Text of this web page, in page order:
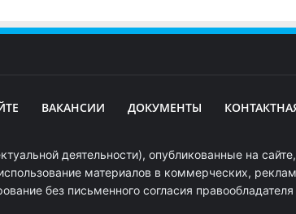
ВАКАНСИИ ДОКУМЕНТЫ
деятельности), опубликованные на
материалов в коммерческих,
без письменного согласия